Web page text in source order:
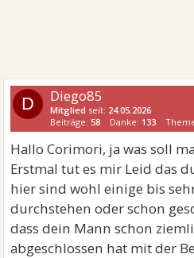
D Diego85
Mitglied seit: 24.05.2026
Beiträge:58 Danke: 133
Hallo Corimori, ja was soll
Erstmal tut es mir Leid das
hier sind wohl einige bis
durchstehen oder schon
dass dein Mann schon
abgeschlossen hat mit der